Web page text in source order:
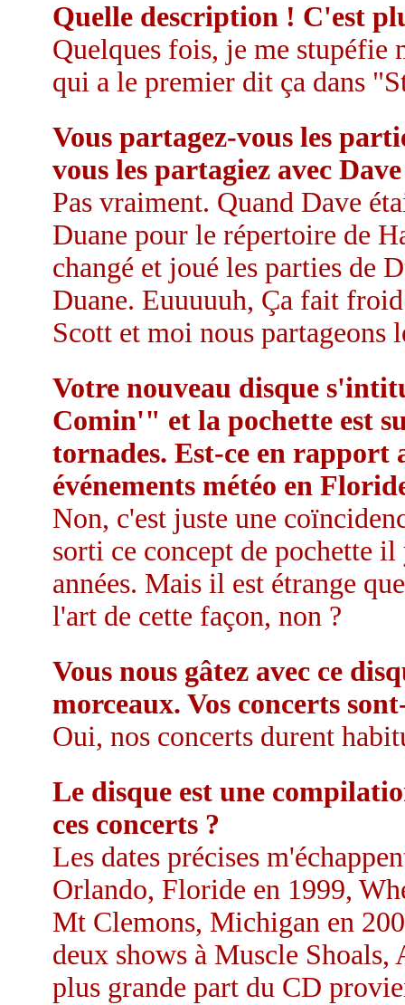
Quelle description ! C'est
Quelques fois, je me stupéfie
qui a le premier dit ça dans
Vous partagez-vous les
vous les partagiez avec
Pas vraiment. Quand Dave
Duane pour le répertoire de
changé et joué les parties de
Duane. Euuuuuh, Ça fait
Scott et moi nous partageons
Votre nouveau disque
Comin'" et la pochette est
tornades. Est-ce en rapport
événements météo en
Non, c'est juste une
sorti ce concept de pochette
années. Mais il est étrange
l'art de cette façon, non ?
Vous nous gâtez avec ce
morceaux. Vos concerts
Oui, nos concerts durent
Le disque est une
ces concerts ?
Les dates précises
Orlando, Floride en 1999,
Mt Clemons, Michigan en
deux shows à Muscle
plus grande part du CD